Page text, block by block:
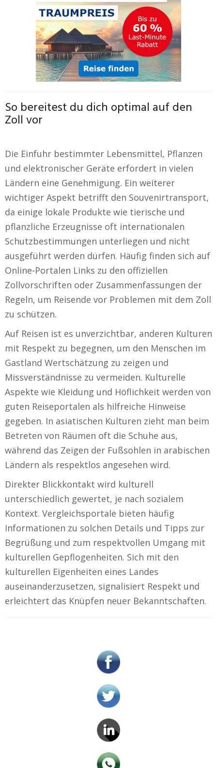
So bereitest du dich optimal auf den
Zoll vor
Die Einfuhr bestimmter Lebensmittel, Pflanzen
und elektronischer Geräte erfordert in vielen
Ländern eine Genehmigung. Ein weiterer
wichtiger Aspekt betrifft den Souvenirtransport,
da einige lokale Produkte wie tierische und
pflanzliche Erzeugnisse oft internationalen
Schutzbestimmungen unterliegen und nicht
ausgeführt werden dürfen. Häufig finden sich auf
Online-Portalen Links zu den offiziellen
Zollvorschriften oder Zusammenfassungen der
Regeln, um Reisende vor Problemen mit dem Zoll
zu schützen.
Auf Reisen ist es unverzichtbar, anderen Kulturen
mit Respekt zu begegnen, um den Menschen im
Gastland Wertschätzung zu zeigen und
Missverständnisse zu vermeiden. Kulturelle
Aspekte wie Kleidung und Höflichkeit werden von
guten Reiseportalen als hilfreiche Hinweise
gegeben. In asiatischen Kulturen zieht man beim
Betreten von Räumen oft die Schuhe aus,
während das Zeigen der Fußsohlen in arabischen
Ländern als respektlos angesehen wird.
Direkter Blickkontakt wird kulturell
unterschiedlich gewertet, je nach sozialem
Kontext. Vergleichsportale bieten häufig
Informationen zu solchen Details und Tipps zur
Begrüßung und zum respektvollen Umgang mit
kulturellen Gepflogenheiten. Sich mit den
kulturellen Eigenheiten eines Landes
auseinanderzusetzen, signalisiert Respekt und
erleichtert das Knüpfen neuer Bekanntschaften.